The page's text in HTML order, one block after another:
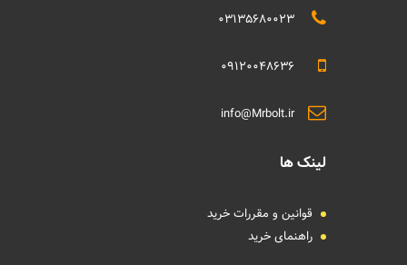
03135680023
09120048636
info@Mrbolt.ir
لینک ها
قوانین و مقررات خرید
راهنمای خرید